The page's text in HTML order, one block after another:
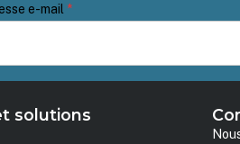
e-mail *
solutions